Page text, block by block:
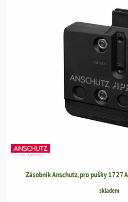
Zásobník Anschutz, pro pušky 1727
skladem